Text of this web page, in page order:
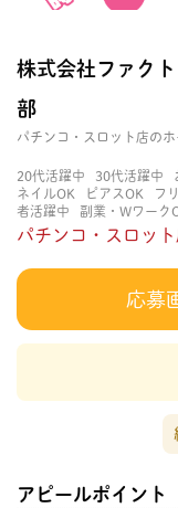
株式会社ファク
部
パチンコ・スロット店の
20代活躍中 30代活躍中
ネイルOK
ピアスOK フ
者活躍中
副業・Wワーク
学歴不問
服装自由 未経
経験不要
立ち仕事 経験
自由
パチンコ・スロッ
応募
アピールポイント